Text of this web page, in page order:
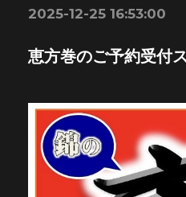
2025-12-25 16:53:00
恵方巻のご予約受付